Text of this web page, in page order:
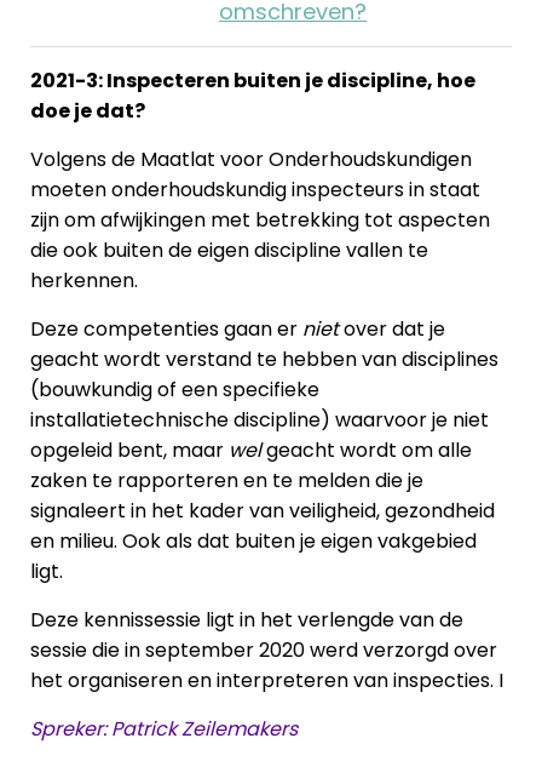
omschreven?
2021-3: Inspecteren buiten je discipline, hoe
doe je dat?
Volgens de Maatlat voor Onderhoudskundigen
moeten onderhoudskundig inspecteurs in staat
zijn om afwijkingen met betrekking tot aspecten
die ook buiten de eigen discipline vallen te
herkennen.
Deze competenties gaan er nietover dat je
geacht wordt verstand te hebben van disciplines
(bouwkundig of een specifieke
installatietechnische discipline) waarvoor je niet
opgeleid bent, maar welgeacht wordt om alle
zaken te rapporteren en te melden die je
signaleert in het kader van veiligheid, gezondheid
en milieu. Ook als dat buiten je eigen vakgebied
ligt.
Deze kennissessie ligt in het verlengde van de
sessie die in september 2020 werd verzorgd over
het organiseren en interpreteren van inspecties. I
Spreker: Patrick Zeilemakers